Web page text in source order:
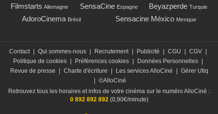
Filmstarts Allemagne SensaCine Espagne Beyazperde Turquie
AdoroCinema Brésil Sensacine México Mexique
Contact | Qui sommes-nous | Recrutement | Publicité | CGU | CGV |
Politique de cookies | Préférences cookies | Données Personnelles |
Revue de presse
| Charte d'écriture | Les services AlloCiné | Gérer Utiq
| ©AlloCiné
Retrouvez tous les horaires et infos de votre cinéma sur le numéro AlloCiné :
0 892 892 892 (0,90€/minute)